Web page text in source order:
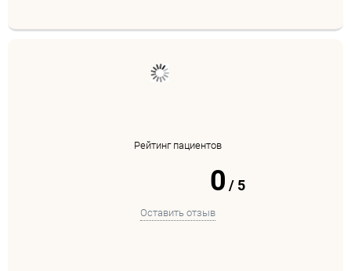
Рейтинг пациентов
0 /5
Оставить отзыв